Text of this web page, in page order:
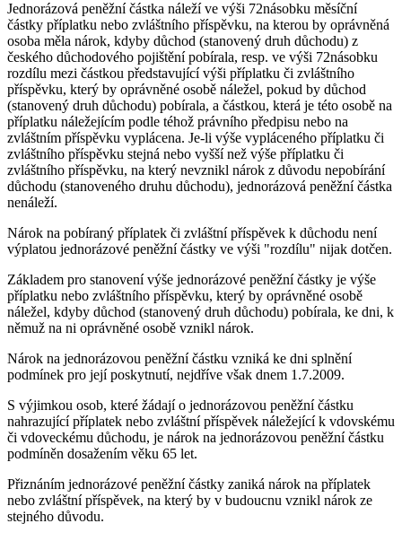
Jednorázová peněžní částka náleží ve výši 72násobku měsíční
částky příplatku nebo zvláštního příspěvku, na kterou by oprávněná
osoba měla nárok, kdyby důchod (stanovený druh důchodu) z
českého důchodového pojištění pobírala, resp. ve výši 72násobku
rozdílu mezi částkou představující výši příplatku či zvláštního
příspěvku, který by oprávněné osobě náležel, pokud by důchod
(stanovený druh důchodu) pobírala, a částkou, která je této osobě na
příplatku náležejícím podle téhož právního předpisu nebo na
zvláštním příspěvku vyplácena. Je-li výše vypláceného příplatku či
zvláštního příspěvku stejná nebo vyšší než výše příplatku či
zvláštního příspěvku, na který nevznikl nárok z důvodu nepobírání
důchodu (stanoveného druhu důchodu), jednorázová peněžní částka
nenáleží.
Nárok na pobíraný příplatek či zvláštní příspěvek k důchodu není
výplatou jednorázové peněžní částky ve výši "rozdílu" nijak dotčen.
Základem pro stanovení výše jednorázové peněžní částky je výše
příplatku nebo zvláštního příspěvku, který by oprávněné osobě
náležel, kdyby důchod (stanovený druh důchodu) pobírala, ke dni, k
němuž na ni oprávněné osobě vznikl nárok.
Nárok na jednorázovou peněžní částku vzniká ke dni splnění
podmínek pro její poskytnutí, nejdříve však dnem 1.7.2009.
S výjimkou osob, které žádají o jednorázovou peněžní částku
nahrazující příplatek nebo zvláštní příspěvek náležející k vdovskému
či vdoveckému důchodu, je nárok na jednorázovou peněžní částku
podmíněn dosažením věku 65 let.
Přiznáním jednorázové peněžní částky zaniká nárok na příplatek
nebo zvláštní příspěvek, na který by v budoucnu vznikl nárok ze
stejného důvodu.